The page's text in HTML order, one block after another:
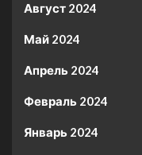
Август 2024
Май 2024
Апрель 2024
Февраль 2024
Январь 2024